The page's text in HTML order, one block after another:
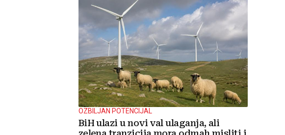
OZBILJAN POTENCIJAL
BiH ulazi u novi val ulaganja, ali